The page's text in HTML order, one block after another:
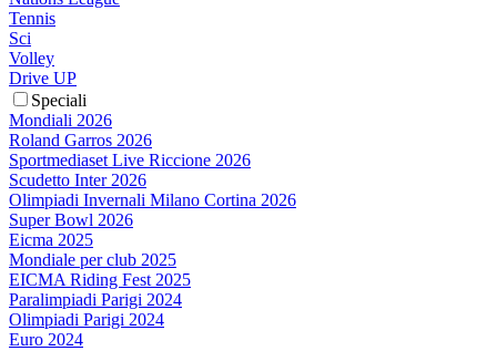
Tennis
Sci
Volley
Drive UP
Speciali
Mondiali 2026
Roland Garros 2026
Sportmediaset Live Riccione 2026
Scudetto Inter 2026
Olimpiadi Invernali Milano Cortina 2026
Super Bowl 2026
Eicma 2025
Mondiale per club 2025
EICMA Riding Fest 2025
Paralimpiadi Parigi 2024
Olimpiadi Parigi 2024
Euro 2024